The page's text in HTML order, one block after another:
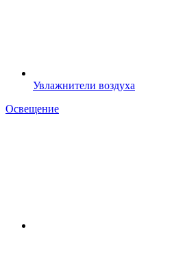
Увлажнители воздуха
Освещение